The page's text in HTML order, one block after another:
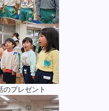
のプレゼント